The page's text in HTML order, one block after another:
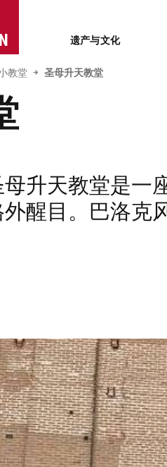
遗产与文化
教堂 圣母升天教堂
母升天教堂是一
醒目。巴洛克